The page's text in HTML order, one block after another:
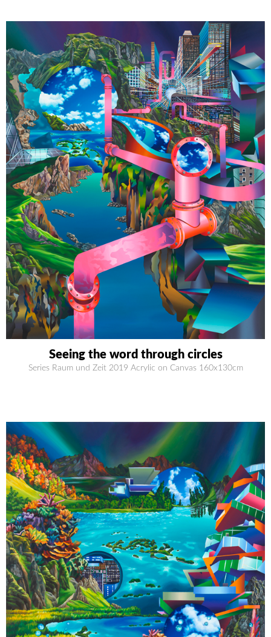
Seeing the word through circles
Series Raum und Zeit 2019 Acrylic on Canvas 160x130cm